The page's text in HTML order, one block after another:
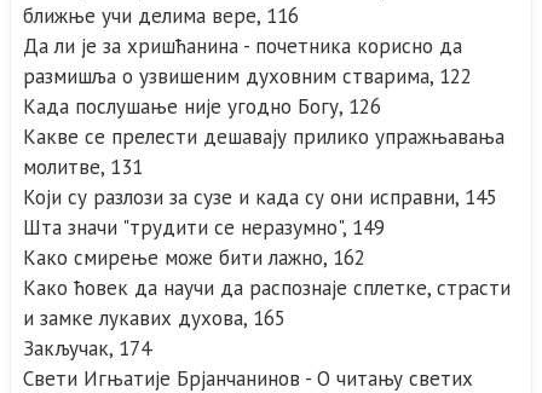
ближње учи делима вере, 116
Да ли је за хришћанина - почетника корисно да
размишља о узвишеним духовним стварима, 122
Када послушање није угодно Богу, 126
Какве се прелести дешавају прилико упражњавања
молитве, 131
Који су разлози за сузе и када су они исправни, 145
Шта значи "трудити се неразумно", 149
Како смирење може бити лажно, 162
Како ћовек да научи да распознаје сплетке, страсти
и замке лукавих духова, 165
Закључак, 174
Свети Игњатије Брјанчанинов - О читању светих